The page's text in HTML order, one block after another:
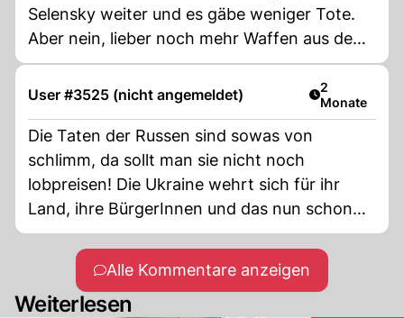
Selensky weiter und es gäbe weniger Tote.
Aber nein, lieber noch mehr Waffen aus dem
Westen, Angriffe ins Zentrum von Russland
und unsinnigen Forderungen bis
weitermachen wie bisher. Ja das führt nicht
so schnell zu einem Kriegsende. Irgendwann
sieht es in der UA aus wir im Gaza Streifen -
was im Westen leider niemand bedauert.
User #3525 (nicht angemeldet) Artikel
2
Monate
Die Taten der Russen sind sowas von
schlimm, da sollt man sie nicht noch
lobpreisen! Die Ukraine wehrt sich für ihr
Land, ihre BürgerInnen und das nun schon
mehrere Jahre. Russland mit dem
Dickschädel hört nicht auf mit morden und
zerstören!
Alle Kommentare anzeigen
Weiterlesen